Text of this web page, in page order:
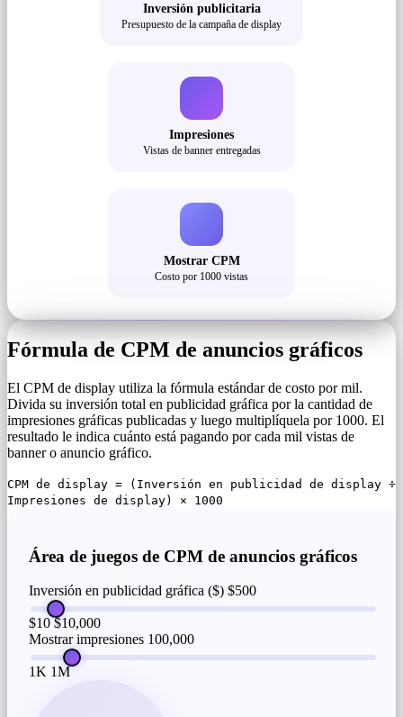
Inversión publicitaria
Presupuesto de la campaña de display
Impresiones
Vistas de banner entregadas
Mostrar CPM
Costo por 1000 vistas
Fórmula de CPM de anuncios gráficos
El CPM de display utiliza la fórmula estándar de costo por mil.
Divida su inversión total en publicidad gráfica por la cantidad de
impresiones gráficas publicadas y luego multiplíquela por 1000. El
resultado le indica cuánto está pagando por cada mil vistas de
banner o anuncio gráfico.
CPM de display = (Inversión en publicidad de display ÷
Impresiones de display) × 1000
Área de juegos de CPM de anuncios gráficos
Inversión en publicidad gráfica ($) $500
$10 $10,000
Mostrar impresiones 100,000
1K 1M